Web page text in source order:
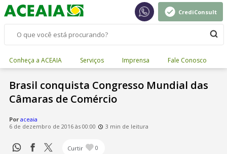
CrediConsult
Conheça a ACEAIA Serviços Imprensa Fale Conosco
Brasil conquista Congresso Mundial das
Câmaras de Comércio
Por aceaia
6 de dezembro de 2016 às 00:00
3 min de leitura
Curtir 0